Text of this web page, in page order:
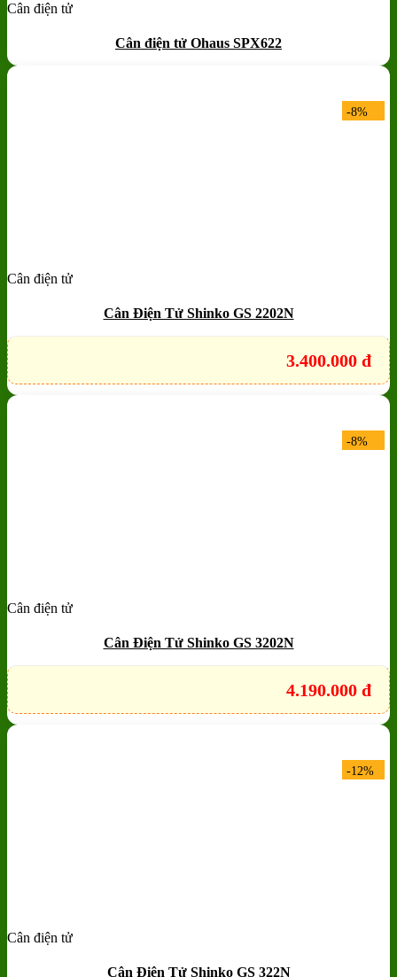
Add to wishlist
Cân điện tử
Cân điện tử Ohaus SPX622
-8%
Add to wishlist
Cân điện tử
Cân Điện Tử Shinko GS 2202N
3.400.000 đ
-8%
Add to wishlist
Cân điện tử
Cân Điện Tử Shinko GS 3202N
4.190.000 đ
-12%
Add to wishlist
Cân điện tử
Cân Điện Tử Shinko GS 322N